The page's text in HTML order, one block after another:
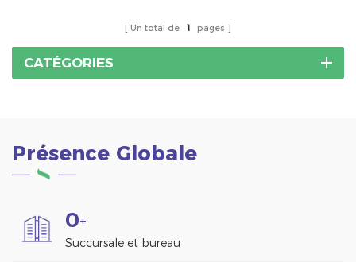
Un total de 1 pages
CATÉGORIES
Présence Globale
0+
Succursale et bureau